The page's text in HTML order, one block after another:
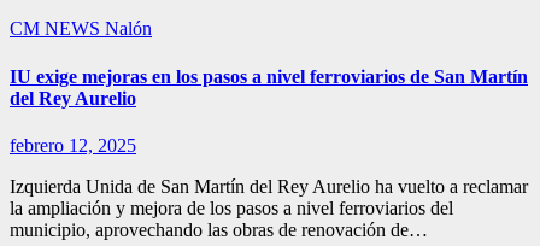
CM NEWS Nalón
IU exige mejoras en los pasos a nivel ferroviarios de San Martín
del Rey Aurelio
febrero 12, 2025
Izquierda Unida de San Martín del Rey Aurelio ha vuelto a reclamar
la ampliación y mejora de los pasos a nivel ferroviarios del
municipio, aprovechando las obras de renovación de…